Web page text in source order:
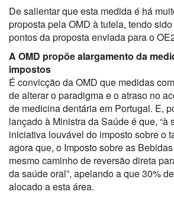
De salientar que esta medida é há
proposta pela OMD à tutela, tendo
pontos da proposta enviada para o
A OMD propõe alargamento da
impostos
É convicção da OMD que medidas
de alterar o paradigma e o atraso no
de medicina dentária em Portugal. E,
lançado à Ministra da Saúde é que, “à
iniciativa louvável do imposto sobre o
agora que, o Imposto sobre as
mesmo caminho de reversão direta
da saúde oral”, apelando a que 30%
alocado a esta área.